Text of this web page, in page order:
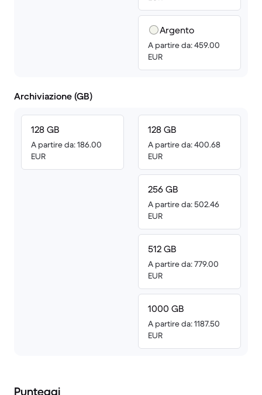
Argento
A partire da: 459.00
EUR
Archiviazione (GB)
128 GB
A partire da: 186.00
EUR
128 GB
A partire da: 400.68
EUR
256 GB
A partire da: 502.46
EUR
512 GB
A partire da: 779.00
EUR
1000 GB
A partire da: 1187.50
EUR
Punteggi